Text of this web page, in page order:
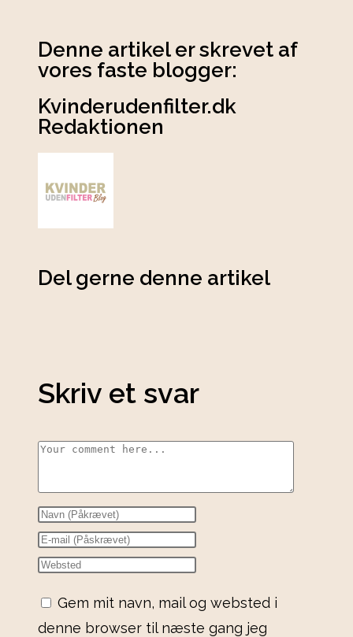
Denne artikel er skrevet af
vores faste blogger:
Kvinderudenfilter.dk
Redaktionen
Del gerne denne artikel
Skriv et svar
Gem mit navn, mail og websted i
denne browser til næste gang jeg